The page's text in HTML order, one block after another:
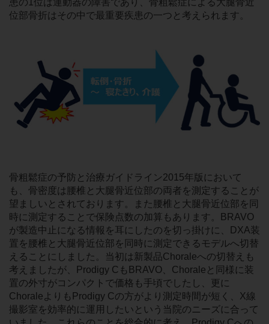
患の1位は運動器の障害であり、骨粗鬆症による大腿骨近
位部骨折はその中で最重要疾患の一つと考えられます。
骨粗鬆症の予防と治療ガイドライン2015年版において
も、骨密度は腰椎と大腿骨近位部の両者を測定することが
望ましいとされております。また腰椎と大腿骨近位部を同
時に測定することで保険点数の加算もあります。BRAVO
が製造中止になる情報を耳にしたのを切っ掛けに、DXA装
置を腰椎と大腿骨近位部を同時に測定できるモデルへ切替
えることにしました。当初は新製品Choraleへの切替えも
考えましたが、Prodigy CもBRAVO、Choraleと同様に装
置の外寸がコンパクトで価格も手頃でしたし、更に
ChoraleよりもProdigy Cの方がより測定時間が短く、X線
撮影室を効率的に運用したいという当院のニーズに合って